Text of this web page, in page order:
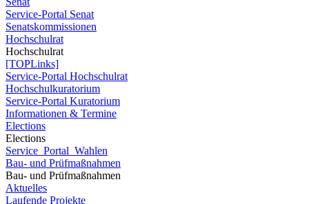
Service-Portal Senat
Senatskommissionen
Hochschulrat
Hochschulrat
[TOPLinks]
Service-Portal Hochschulrat
Hochschulkuratorium
Service-Portal Kuratorium
Informationen & Termine
Elections
Elections
Service_Portal_Wahlen
Bau- und Prüfmaßnahmen
Bau- und Prüfmaßnahmen
Aktuelles
Laufende Projekte